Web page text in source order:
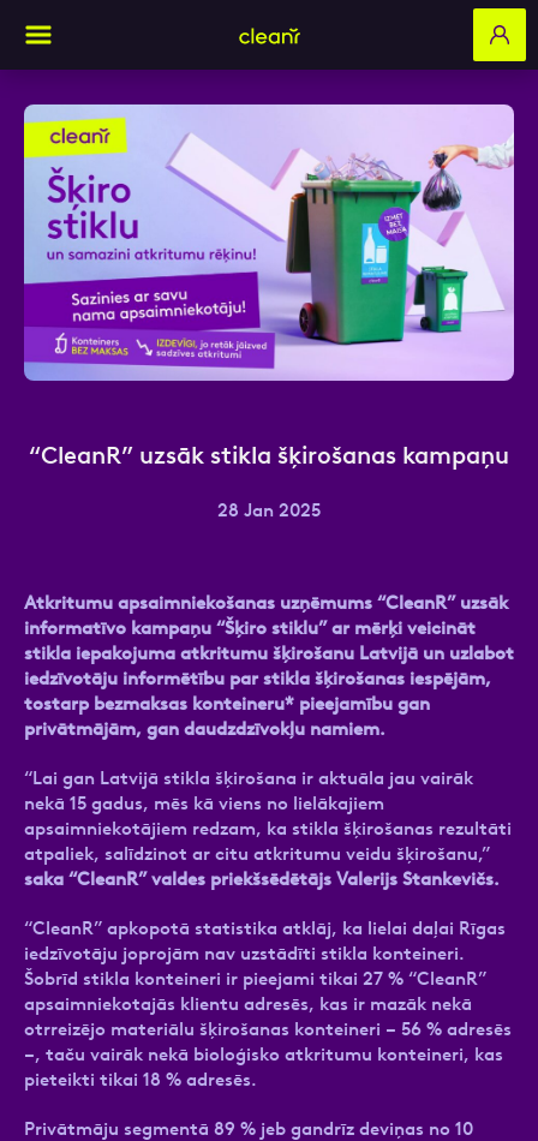
“CleanR” uzsāk stikla šķirošanas kampaņu
28 Jan 2025
Atkritumu apsaimniekošanas uzņēmums “CleanR” uzsāk
informatīvo kampaņu “Šķiro stiklu” ar mērķi veicināt
stikla iepakojuma atkritumu šķirošanu Latvijā un uzlabot
iedzīvotāju informētību par stikla šķirošanas iespējām,
tostarp bezmaksas konteineru* pieejamību gan
privātmājām, gan daudzdzīvokļu namiem.
“Lai gan Latvijā stikla šķirošana ir aktuāla jau vairāk
nekā 15 gadus, mēs kā viens no lielākajiem
apsaimniekotājiem redzam, ka stikla šķirošanas rezultāti
atpaliek, salīdzinot ar citu atkritumu veidu šķirošanu,”
saka “CleanR” valdes priekšsēdētājs Valerijs Stankevičs.
“CleanR” apkopotā statistika atklāj, ka lielai daļai Rīgas
iedzīvotāju joprojām nav uzstādīti stikla konteineri.
Šobrīd stikla konteineri ir pieejami tikai 27 % “CleanR”
apsaimniekotajās klientu adresēs, kas ir mazāk nekā
otrreizējo materiālu šķirošanas konteineri – 56 % adresēs
–, taču vairāk nekā bioloģisko atkritumu konteineri, kas
pieteikti tikai 18 % adresēs.
Privātmāju segmentā 89 % jeb gandrīz deviņas no 10
Aizpildi pieteikuma formu un mēs ar tevi
sazināsimies
Vārds, Uzvārds
Ziņa
Atzīmējiet, ka piekrītat personas datu
apstrādei.Vairāk